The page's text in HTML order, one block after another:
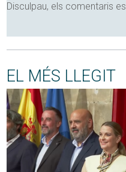
Disculpau, els comentaris
EL MÉS LLEGIT